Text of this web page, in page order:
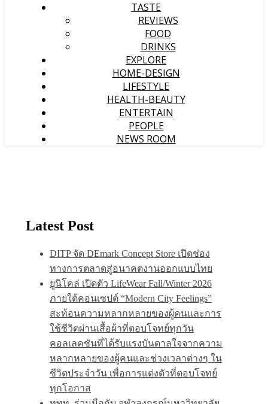
TASTE
REVIEWS
FOOD
DRINKS
EXPLORE
HOME-DESIGN
LIFESTYLE
HEALTH-BEAUTY
ENTERTAIN
PEOPLE
NEWS ROOM
Latest Post
DITP จัด DEmark Concept Store เปิดช่อง
ทางการตลาดสู่อนาคตงานออกแบบไทย
ยูนิโคล่ เปิดตัว LifeWear Fall/Winter 2026
ภายใต้คอนเซปต์ “Modern City Feelings”
สะท้อนความหลากหลายของผู้คนและการ
ใช้ชีวิตผ่านเสื้อผ้าที่ตอบโจทย์ทุกวัน
คอลเลคชันที่ได้รับแรงบันดาลใจจากความ
หลากหลายของผู้คนและช่วงเวลาต่างๆ ใน
ชีวิตประจำวัน เพื่อการแต่งตัวที่ตอบโจทย์
ทุกโอกาส